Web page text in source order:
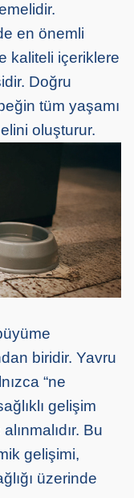
en önemli
kaliteli içeriklere
Doğru
tüm yaşamı
oluşturur.
biridir. Yavru
“ne
gelişim
Bu
gelişimi,
üzerinde